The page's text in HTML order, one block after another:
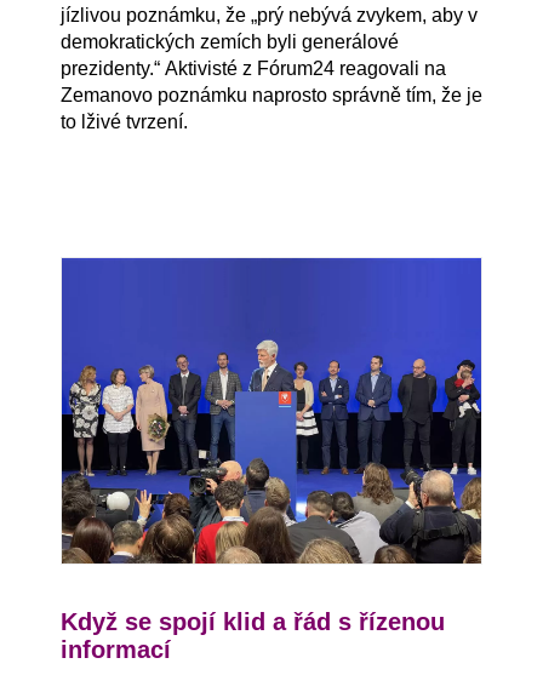
jízlivou poznámku, že „prý nebývá zvykem, aby v
demokratických zemích byli generálové
prezidenty.“ Aktivisté z Fórum24 reagovali na
Zemanovo poznámku naprosto správně tím, že je
to lživé tvrzení.
Když se spojí klid a řád s řízenou
informací